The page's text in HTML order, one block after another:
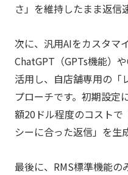
さ」を維持したまま返信
次に、汎用AIをカスタマ
ChatGPT（GPTs機能）
活用し、自店舗専用の「
プローチです。初期設定
額20ドル程度のコストで
シーに合った返信」を生
最後に、RMS標準機能